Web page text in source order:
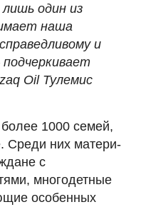
один из
наша
и
Oil Тулемис
1000 семей,
Среди них матери-
с
многодетные
особенных